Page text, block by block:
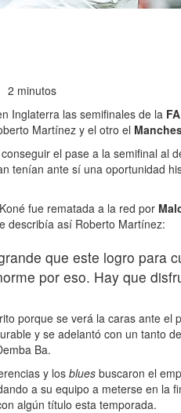
2 minutos
Inglaterra las semifinales de la
Martínez y el otro el
el pase a la semifinal al
tenían ante sí una oportunidad
fue rematada a la red por
describía así Roberto Martínez:
que este logro para
por eso. Hay que
porque se verá la caras ante el
y se adelantó con un tanto de
Ba.
y los blues buscaron el
a su equipo a meterse en la
algún título esta temporada.